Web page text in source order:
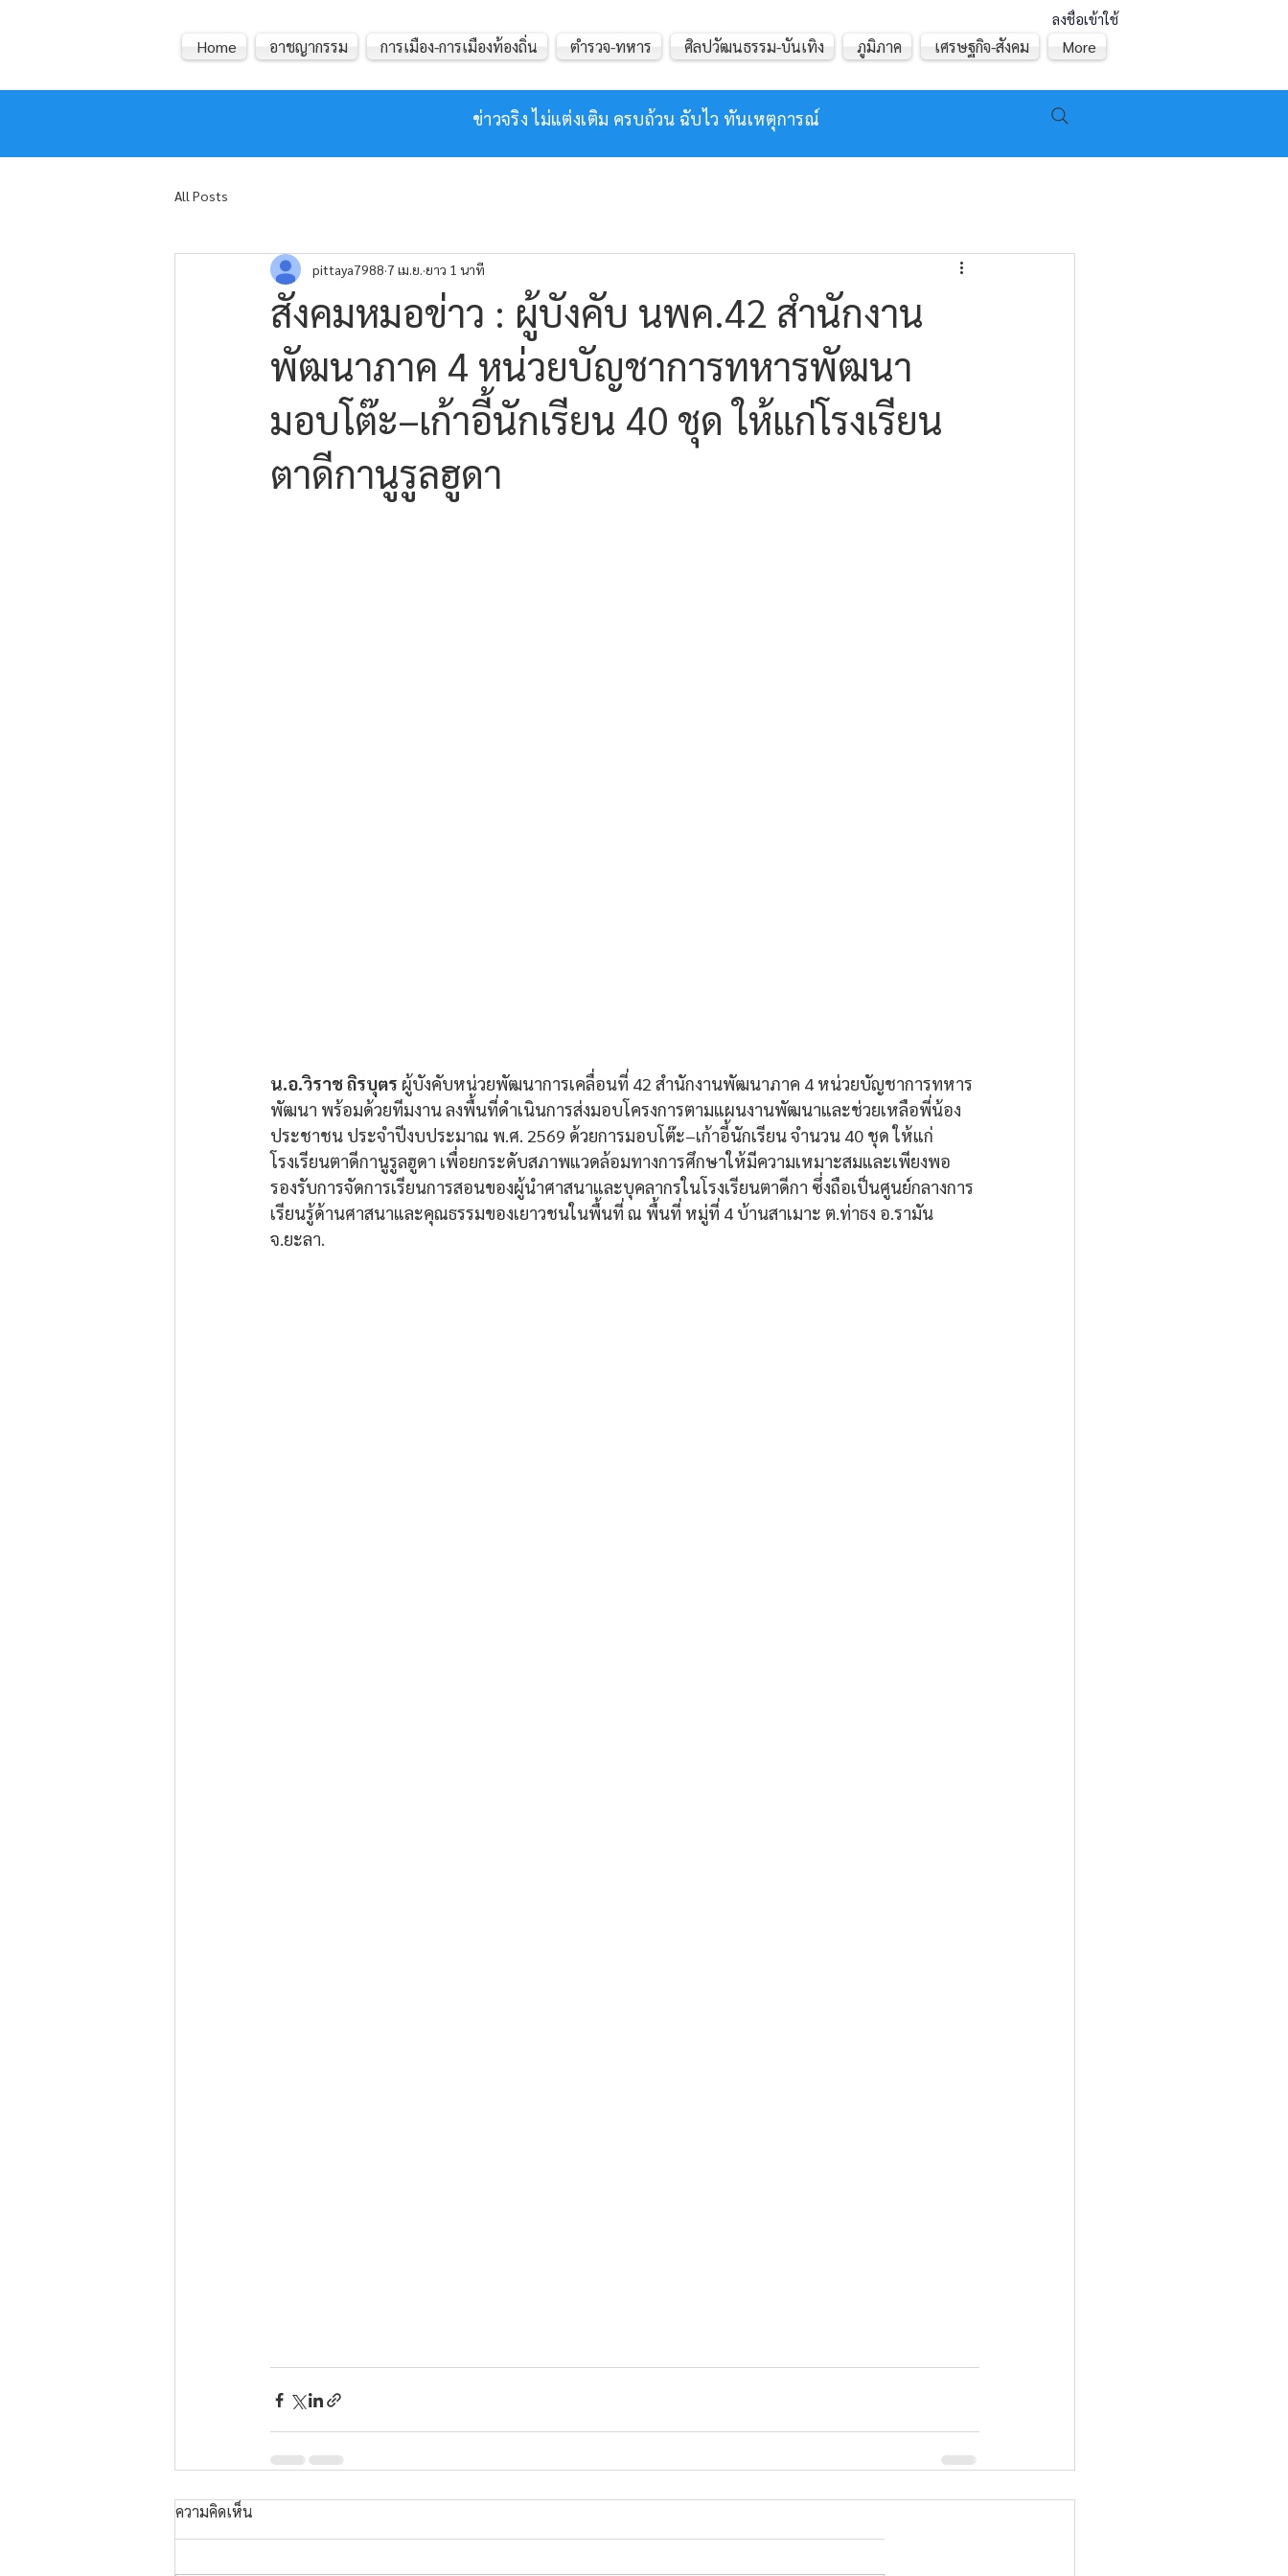
ลงชื่อเข้าใช้
ข่าวจริง ไม่แต่งเติม ครบถ้วน ฉับไว ทันเหตุการณ์
Home อาชญากรรม การเมือง-การเมืองท้องถิ่น ตำรวจ-ทหาร ศิลปวัฒนธรรม-บันเทิง ภูมิภาค เศรษฐกิจ-สังคม More
All Posts
สังคมหมอข่าว : ผู้บังคับ นพค.42 สำนักงาน
พัฒนาภาค 4 หน่วยบัญชาการทหารพัฒนา
มอบโต๊ะ–เก้าอี้นักเรียน 40 ชุด ให้แก่โรงเรียน
ตาดีกานูรูลฮูดา
pittaya7988 7 เม.ย. ยาว 1 นาที
น.อ.วิราช ถิรบุตร ผู้บังคับหน่วยพัฒนาการเคลื่อนที่ 42 สำนักงานพัฒนาภาค 4 หน่วยบัญชาการทหาร
พัฒนา พร้อมด้วยทีมงาน ลงพื้นที่ดำเนินการส่งมอบโครงการตามแผนงานพัฒนาและช่วยเหลือพี่น้อง
ประชาชน ประจำปีงบประมาณ พ.ศ. 2569 ด้วยการมอบโต๊ะ–เก้าอี้นักเรียน จำนวน 40 ชุด ให้แก่
โรงเรียนตาดีกานูรูลฮูดา เพื่อยกระดับสภาพแวดล้อมทางการศึกษาให้มีความเหมาะสมและเพียงพอ
รองรับการจัดการเรียนการสอนของผู้นำศาสนาและบุคลากรในโรงเรียนตาดีกา ซึ่งถือเป็นศูนย์กลางการ
เรียนรู้ด้านศาสนาและคุณธรรมของเยาวชนในพื้นที่ ณ พื้นที่ หมู่ที่ 4 บ้านสาเมาะ ต.ท่าธง อ.รามัน
จ.ยะลา.
ความคิดเห็น